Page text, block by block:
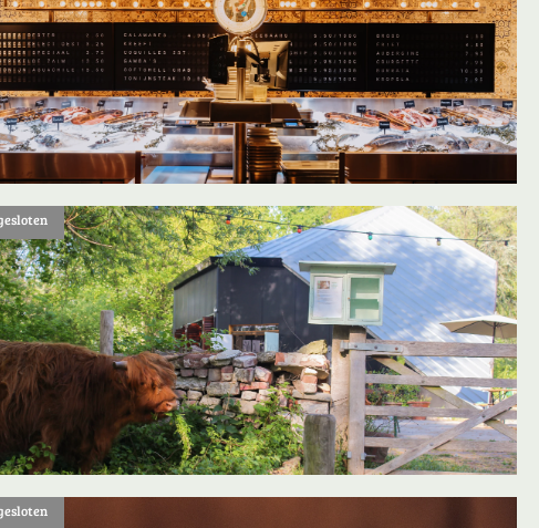
toevoegen aan favorieten
toevoegen aan favorieten